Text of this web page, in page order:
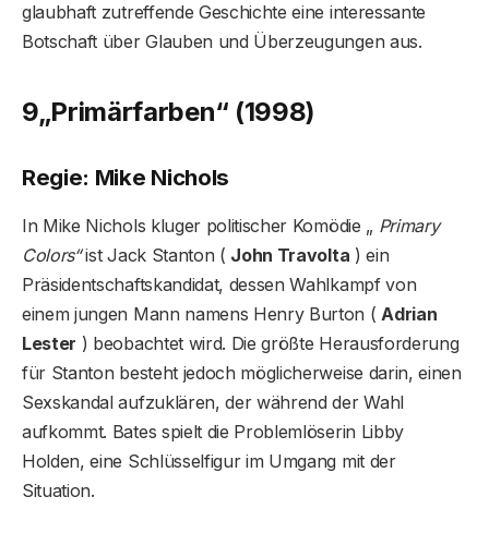
glaubhaft zutreffende Geschichte eine interessante
Botschaft über Glauben und Überzeugungen aus.
9„Primärfarben“ (1998)
Regie: Mike Nichols
In Mike Nichols kluger politischer Komödie „ Primary
Colors“ist Jack Stanton ( John Travolta ) ein
Präsidentschaftskandidat, dessen Wahlkampf von
einem jungen Mann namens Henry Burton ( Adrian
Lester ) beobachtet wird. Die größte Herausforderung
für Stanton besteht jedoch möglicherweise darin, einen
Sexskandal aufzuklären, der während der Wahl
aufkommt. Bates spielt die Problemlöserin Libby
Holden, eine Schlüsselfigur im Umgang mit der
Situation.